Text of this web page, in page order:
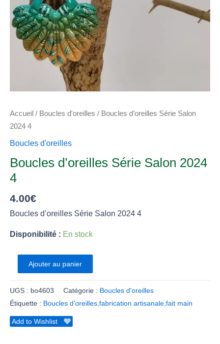
Accueil / Boucles d'oreilles / Boucles d’oreilles Série Salon
2024 4
Boucles d'oreilles
Boucles d’oreilles Série Salon 2024
4
4.00€
Boucles d’oreilles Série Salon 2024 4
Disponibilité : En stock
Ajouter au panier
UGS : bo4603 Catégorie : Boucles d'oreilles
Étiquette : Boucles d'oreilles,fabrication artisanale,fait main
Add to Wishlist